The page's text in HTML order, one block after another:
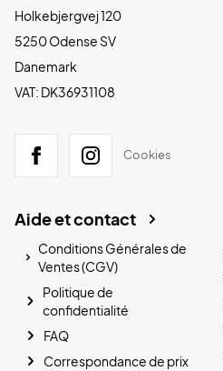
Holkebjergvej 120
5250 Odense SV
Danemark
VAT: DK36931108
Cookies
Aide et contact
Conditions Générales de
Ventes (CGV)
Politique de
confidentialité
FAQ
Correspondance de prix